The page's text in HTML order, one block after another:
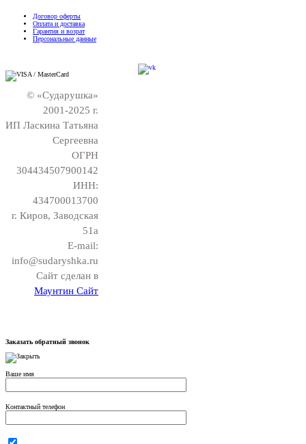
Договор оферты
Оплата и доставка
Гарантия и возрат
Персональные данные
© «Сударушка»
2001-2025 г.
ИП Ласкина Татьяна
Сергеевна
ОГРН
304434507900142
ИНН:
434700013700
г. Киров, Заводская
51а
E-mail:
info@sudaryshka.ru
Сайт сделан в
Маунтин Сайт
Заказать обратный звонок
Ваше имя
Контактный телефон